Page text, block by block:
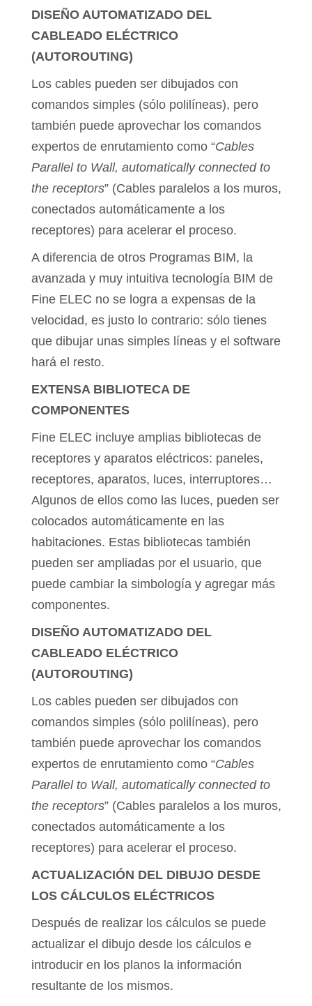
DISEÑO AUTOMATIZADO DEL
CABLEADO ELÉCTRICO
(AUTOROUTING)
Los cables pueden ser dibujados con
comandos simples (sólo polilíneas), pero
también puede aprovechar los comandos
expertos de enrutamiento como “Cables
Parallel to Wall, automatically connected to
the receptors” (Cables paralelos a los muros,
conectados automáticamente a los
receptores) para acelerar el proceso.
A diferencia de otros Programas BIM, la
avanzada y muy intuitiva tecnología BIM de
Fine ELEC no se logra a expensas de la
velocidad, es justo lo contrario: sólo tienes
que dibujar unas simples líneas y el software
hará el resto.
EXTENSA BIBLIOTECA DE
COMPONENTES
Fine ELEC incluye amplias bibliotecas de
receptores y aparatos eléctricos: paneles,
receptores, aparatos, luces, interruptores…
Algunos de ellos como las luces, pueden ser
colocados automáticamente en las
habitaciones. Estas bibliotecas también
pueden ser ampliadas por el usuario, que
puede cambiar la simbología y agregar más
componentes.
DISEÑO AUTOMATIZADO DEL
CABLEADO ELÉCTRICO
(AUTOROUTING)
Los cables pueden ser dibujados con
comandos simples (sólo polilíneas), pero
también puede aprovechar los comandos
expertos de enrutamiento como “Cables
Parallel to Wall, automatically connected to
the receptors” (Cables paralelos a los muros,
conectados automáticamente a los
receptores) para acelerar el proceso.
ACTUALIZACIÓN DEL DIBUJO DESDE
LOS CÁLCULOS ELÉCTRICOS
Después de realizar los cálculos se puede
actualizar el dibujo desde los cálculos e
introducir en los planos la información
resultante de los mismos.